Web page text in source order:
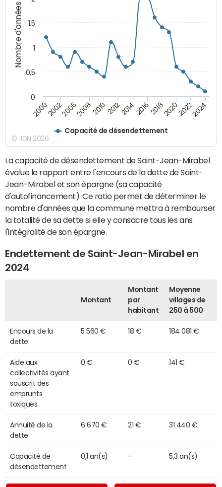
Nombre d'années
Capacité de désendettement
20002002200620082010 2012201420162018202020222024
0
0,5
1
1,5
© JDN 2026
La capacité de désendettement de Saint-Jean-Mirabel
évalue le rapport entre l'encours de la dette de Saint-
Jean-Mirabel et son épargne (sa capacité
d'autofinancement). Ce ratio permet de déterminer le
nombre d'années que la commune mettra à rembourser
la totalité de sa dette si elle y consacre tous les ans
l'intégralité de son épargne.
Endettement de Saint-Jean-Mirabel en
2024
Montant
Montant
par
habitant
Moyenne
villages de
250 à 500
Encours de la
dette
5 560 € 18 € 184 081 €
Aide aux
collectivités ayant
souscrit des
emprunts
toxiques
0 € 0 € 141 €
Annuité de la
dette
6 670 € 21 € 31 440 €
Capacité de
désendettement
0,1 an(s) - 5,3 an(s)